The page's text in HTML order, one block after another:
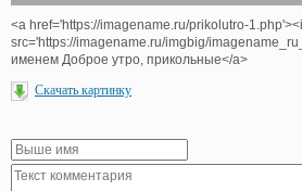
<a href='https://imagename.ru/prikolutro-
src='https://imagename.ru/imgbig/
именем Доброе утро, прикольные</a>
Скачать картинку